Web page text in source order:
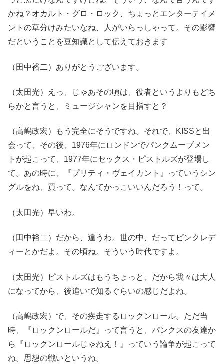
かね？オカルト・グロ・ロック、ちょっとエンターテイメ
ントの草分けみたいなね、人がいらっしゃって。その影響
だということを豆知識として伝えておきます
（田中裕二）ありがとうございます。
（太田光）えっ、じゃあその頃は、役者というよりもどち
らかと言うと、ミュージシャンを目指すと？
（高嶋政宏）もう完全にそうですね。それで、KISSと出
会って、その後、1976年にロンドンでパンクムーブメン
トが起こって、1977年にセックス・ピストルズが登場し
て。あの時に、『プリティ・ヴェイカント』っていうシン
グルをね、買って。なんてかっこいいんだろう！って。
（太田光）早いわ。
（田中裕二）だから、違うわ。世の中、だってピンクレデ
ィーとかだよ。その頃ね。そういう時代ですよ。
（太田光）ピストルズはもうちょっと、だから我々は大人
になってから、後追いで知るぐらいの感じだよね。
（高嶋政宏）で、その疾走するロックンロール。ただ当
時、『ロックンロールだ』って言うと、パンクスの友達か
ら『ロックンロールじゃねえ！』っていう論争が起こって
ね。思想の戦いというね。